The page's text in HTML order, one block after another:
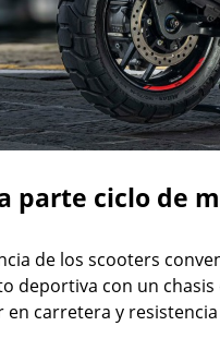
parte ciclo de
de los scooters
deportiva con un
en carretera y